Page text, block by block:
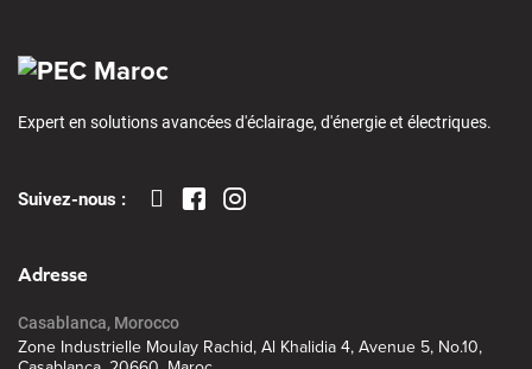
Expert en solutions avancées d'éclairage, d'énergie et électriques.
Suivez-nous :
Adresse
Casablanca, Morocco
Zone Industrielle Moulay Rachid, Al Khalidia 4, Avenue 5, No.10,